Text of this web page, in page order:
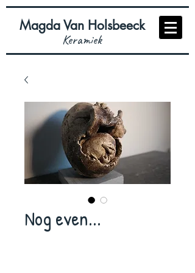
Magda Van Holsbeeck
Keramiek
Nog even...